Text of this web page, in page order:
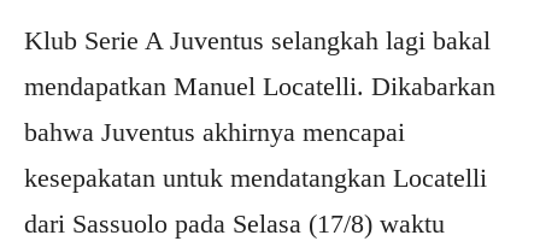
Klub Serie A Juventus selangkah lagi bakal
mendapatkan Manuel Locatelli. Dikabarkan
bahwa Juventus akhirnya mencapai
kesepakatan untuk mendatangkan Locatelli
dari Sassuolo pada Selasa (17/8) waktu